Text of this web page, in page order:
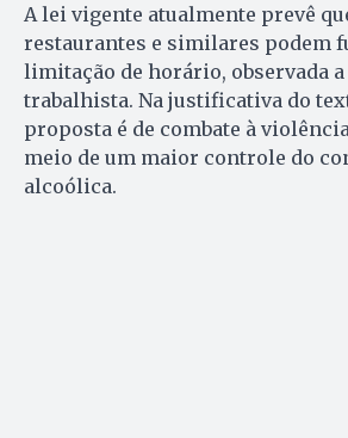
A lei vigente atualmente prevê
restaurantes e similares podem
limitação de horário, observada
trabalhista. Na justificativa do
proposta é de combate à
meio de um maior controle do
alcoólica.